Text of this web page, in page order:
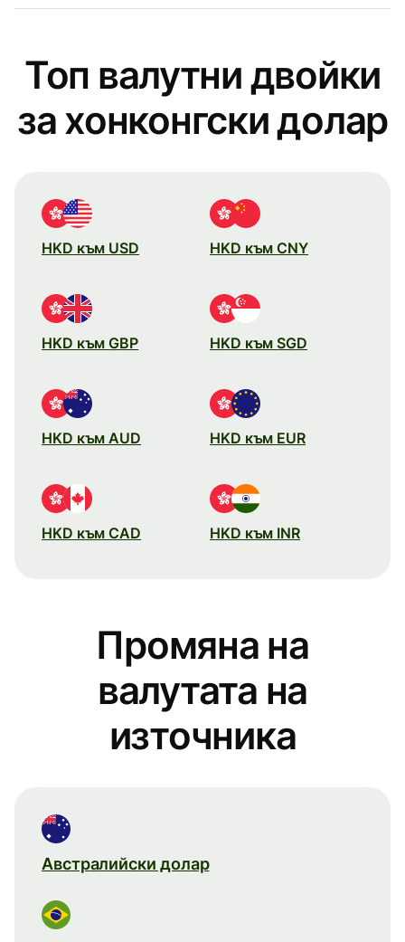
Топ валутни двойки
за хонконгски долар
HKD към USD HKD към CNY
HKD към GBP HKD към SGD
HKD към AUD HKD към EUR
HKD към CAD HKD към INR
Промяна на
валутата на
източника
Австралийски долар